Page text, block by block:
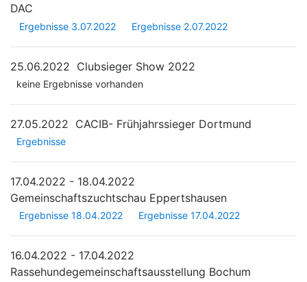
DAC
Ergebnisse 3.07.2022 Ergebnisse 2.07.2022
25.06.2022 Clubsieger Show 2022
keine Ergebnisse vorhanden
27.05.2022 CACIB- Frühjahrssieger Dortmund
Ergebnisse
17.04.2022 - 18.04.2022
Gemeinschaftszuchtschau Eppertshausen
Ergebnisse 18.04.2022 Ergebnisse 17.04.2022
16.04.2022 - 17.04.2022
Rassehundegemeinschaftsausstellung Bochum